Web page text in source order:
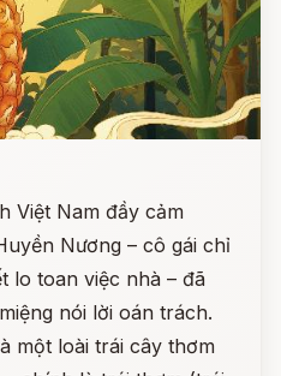
Việt Nam đầy cảm
Nương – cô gái chỉ
lo toan việc nhà – đã
nói lời oán trách.
một loài trái cây thơm